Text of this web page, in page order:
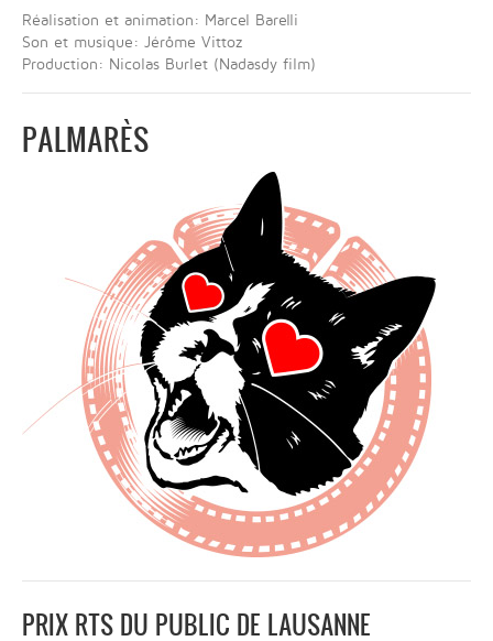
Réalisation et animation: Marcel Barelli
Son et musique: Jérôme Vittoz
Production: Nicolas Burlet (Nadasdy film)
PALMARÈS
PRIX RTS DU PUBLIC DE LAUSANNE